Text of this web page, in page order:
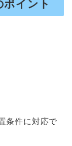
イント
条件に対応で